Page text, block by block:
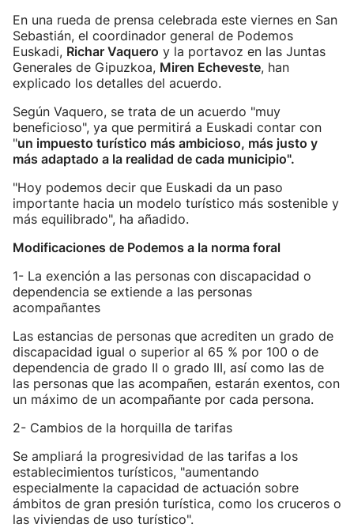
En una rueda de prensa celebrada este viernes en San
Sebastián, el coordinador general de Podemos
Euskadi, Richar Vaquero y la portavoz en las Juntas
Generales de Gipuzkoa, Miren Echeveste, han
explicado los detalles del acuerdo.
Según Vaquero, se trata de un acuerdo "muy
beneficioso", ya que permitirá a Euskadi contar con
"un impuesto turístico más ambicioso, más justo y
más adaptado a la realidad de cada municipio".
"Hoy podemos decir que Euskadi da un paso
importante hacia un modelo turístico más sostenible y
más equilibrado", ha añadido.
Modificaciones de Podemos a la norma foral
1- La exención a las personas con discapacidad o
dependencia se extiende a las personas
acompañantes
Las estancias de personas que acrediten un grado de
discapacidad igual o superior al 65 % por 100 o de
dependencia de grado II o grado III, así como las de
las personas que las acompañen, estarán exentos, con
un máximo de un acompañante por cada persona.
2- Cambios de la horquilla de tarifas
Se ampliará la progresividad de las tarifas a los
establecimientos turísticos, "aumentando
especialmente la capacidad de actuación sobre
ámbitos de gran presión turística, como los cruceros o
las viviendas de uso turístico".